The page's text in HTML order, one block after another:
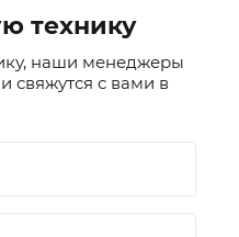
технику
наши менеджеры
свяжутся с вами в